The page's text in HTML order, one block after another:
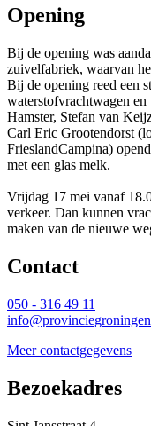
Opening
Bij de opening was
zuivelfabriek, waarvan
Bij de opening reed een
waterstofvrachtwagen en
Hamster, Stefan van
Carl Eric Grootendorst
FrieslandCampina)
met een glas melk.
Vrijdag 17 mei vanaf
verkeer. Dan kunnen
maken van de nieuwe
Contact
050 - 316 49 11
Meer contactgegevens
Bezoekadres